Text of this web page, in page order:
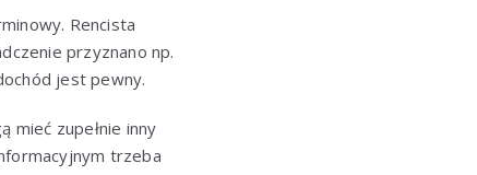
Rencista
przyznano np.
jest pewny.
mieć zupełnie inny
trzeba